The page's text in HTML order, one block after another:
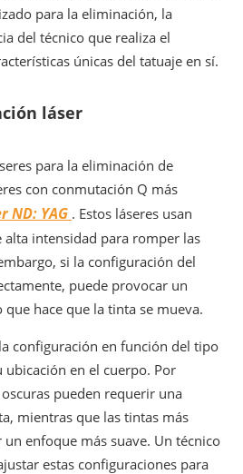
para la eliminación, la
del técnico que realiza el
únicas del tatuaje en sí.
láser
para la eliminación de
con conmutación Q más
ND: YAG . Estos láseres usan
alta intensidad para romper las
si la configuración del
puede provocar un
hace que la tinta se mueva.
configuración en función del tipo
ubicación en el cuerpo. Por
pueden requerir una
mientras que las tintas más
un enfoque más suave. Un técnico
estas configuraciones para